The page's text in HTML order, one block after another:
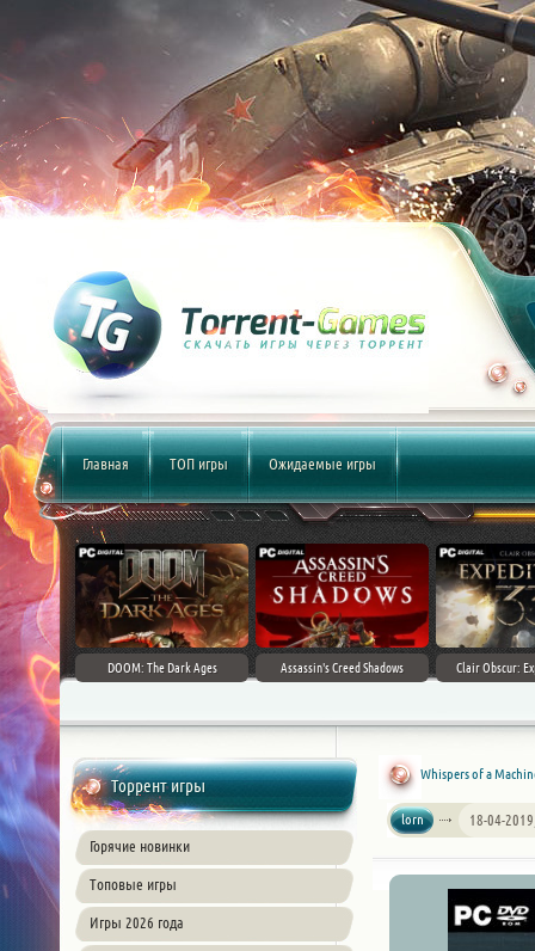
Главная ТОП игры Ожидаемые игры
DOOM: The Dark Ages Assassin's Creed Shadows Clair Obscur:
Торрент игры
Горячие новинки
Топовые игры
Игры 2026 года
Whispers of a
lorn 18-04-